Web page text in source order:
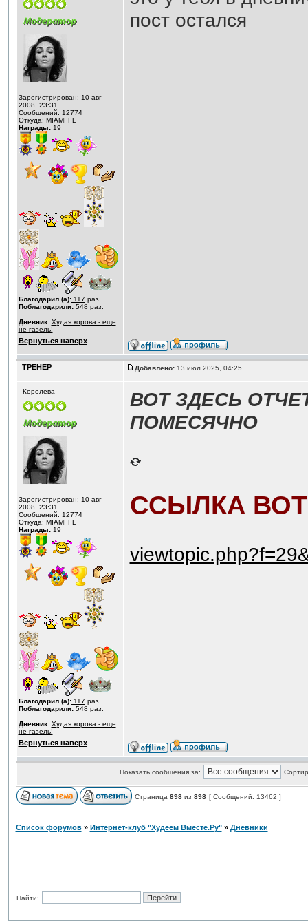
Зарегистрирован: 10 авг
2008, 23:31
Сообщений: 12774
Откуда: MIAMI FL
Награды: 19
Благодарил (а):117 раз.
Поблагодарили:548 раз.
Дневник: Худая корова - еще
не газель!
пост остался
Вернуться наверх
ТРЕНЕР Добавлено:13 июл 2025, 04:25
Королева
Зарегистрирован: 10 авг
2008, 23:31
Сообщений: 12774
Откуда: MIAMI FL
Награды: 19
Благодарил (а):117 раз.
Поблагодарили:548 раз.
Дневник: Худая корова - еще
не газель!
ВОТ ЗДЕСЬ
ПОМЕСЯЧНО
ССЫЛКА ВОТ
Вернуться наверх
Показать сообщения за:
Страница 898из 898 [ Сообщений: 13462 ]
Список форумов» Интернет-клуб "Худеем Вместе.Ру"» Дневники
Найти: